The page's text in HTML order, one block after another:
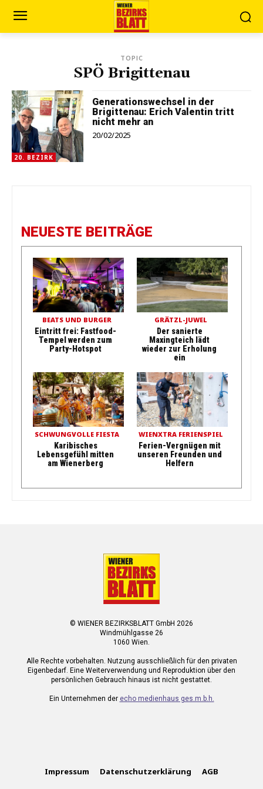
TOPIC
SPÖ Brigittenau
20. BEZIRK
Generationswechsel in der
Brigittenau: Erich Valentin tritt
nicht mehr an
20/02/2025
NEUESTE BEITRÄGE
BEATS UND BURGER
Eintritt frei: Fastfood-
Tempel werden zum
Party-Hotspot
GRÄTZL-JUWEL
Der sanierte
Maxingteich lädt
wieder zur Erholung
ein
SCHWUNGVOLLE FIESTA
Karibisches
Lebensgefühl mitten
am Wienerberg
WIENXTRA FERIENSPIEL
Ferien-Vergnügen mit
unseren Freunden und
Helfern
© WIENER BEZIRKSBLATT GmbH 2026
Windmühlgasse 26
1060 Wien.
Alle Rechte vorbehalten. Nutzung ausschließlich für den privaten
Eigenbedarf. Eine Weiterverwendung und Reproduktion über den
persönlichen Gebrauch hinaus ist nicht gestattet.
Ein Unternehmen der echo medienhaus ges.m.b.h.
Impressum Datenschutzerklärung AGB